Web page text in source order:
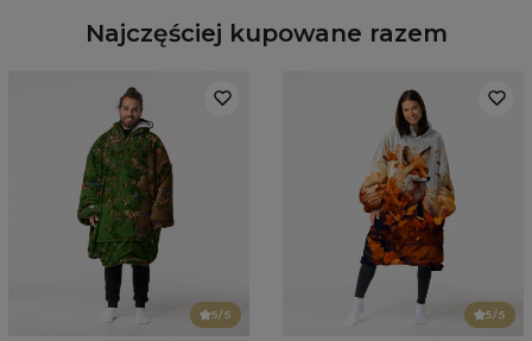
Najczęściej kupowane razem
5/5 5/5